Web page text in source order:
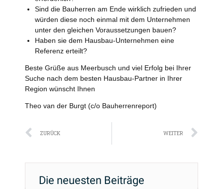
Sind die Bauherren am Ende wirklich zufrieden und
würden diese noch einmal mit dem Unternehmen
unter den gleichen Voraussetzungen bauen?
Haben sie dem Hausbau-Unternehmen eine
Referenz erteilt?
Beste Grüße aus Meerbusch und viel Erfolg bei Ihrer
Suche nach dem besten Hausbau-Partner in Ihrer
Region wünscht Ihnen
Theo van der Burgt (c/o Bauherrenreport)
Zurück
ZURÜCK WEITER
Die neuesten Beiträge